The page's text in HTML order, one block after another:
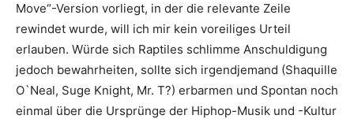
Move“-Version vorliegt, in der die relevante Zeile
rewindet wurde, will ich mir kein voreiliges Urteil
erlauben. Würde sich Raptiles schlimme Anschuldigung
jedoch bewahrheiten, sollte sich irgendjemand (Shaquille
O`Neal, Suge Knight, Mr. T?) erbarmen und Spontan noch
einmal über die Ursprünge der Hiphop-Musik und -Kultur